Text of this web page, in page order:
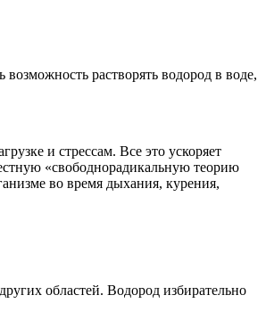
растворять водород в воде,
и стрессам. Все это ускоряет
«свободнорадикальную теорию
во время дыхания, курения,
областей. Водород избирательно